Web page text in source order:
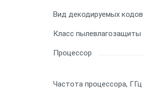
Вид декодируемых кодов
Класс пылевлагозащиты
Процессор
Частота процессора, ГГц